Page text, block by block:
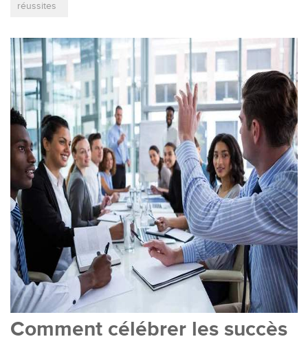
réussites
Comment célébrer les succès